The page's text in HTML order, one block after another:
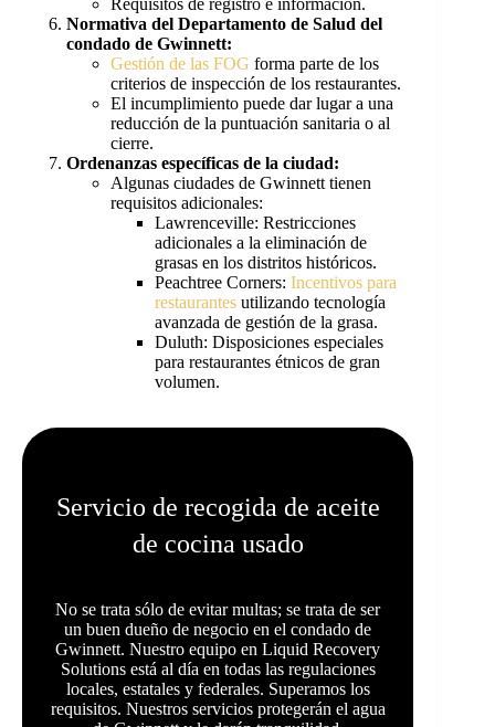
Requisitos de registro e información.
Normativa del Departamento de Salud del
condado de Gwinnett:
Gestión de las FOG forma parte de los
criterios de inspección de los restaurantes.
El incumplimiento puede dar lugar a una
reducción de la puntuación sanitaria o al
cierre.
Ordenanzas específicas de la ciudad:
Algunas ciudades de Gwinnett tienen
requisitos adicionales:
Lawrenceville: Restricciones
adicionales a la eliminación de
grasas en los distritos históricos.
Peachtree Corners: Incentivos para
restaurantes utilizando tecnología
avanzada de gestión de la grasa.
Duluth: Disposiciones especiales
para restaurantes étnicos de gran
volumen.
Servicio de recogida de aceite
de cocina usado
No se trata sólo de evitar multas; se trata de ser
un buen dueño de negocio en el condado de
Gwinnett. Nuestro equipo en Liquid Recovery
Solutions está al día en todas las regulaciones
locales, estatales y federales. Superamos los
requisitos. Nuestros servicios protegerán el agua